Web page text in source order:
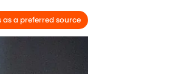
as a preferred source